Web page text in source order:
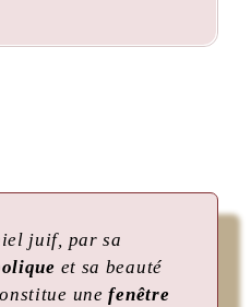
juif, par sa
et sa beauté
unefenêtre